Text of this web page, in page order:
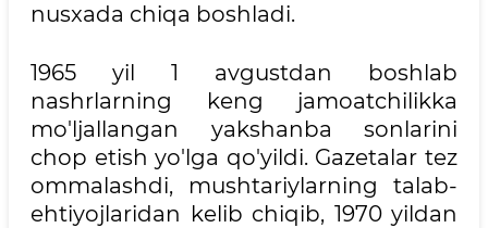
nusxada chiqa boshladi.
1965 yil 1 avgustdan boshlab
nashrlarning keng jamoatchilikka
mo'ljallangan yakshanba sonlarini
chop etish yo'lga qo'yildi. Gazetalar tez
ommalashdi, mushtariylarning talab-
ehtiyojlaridan kelib chiqib, 1970 yildan